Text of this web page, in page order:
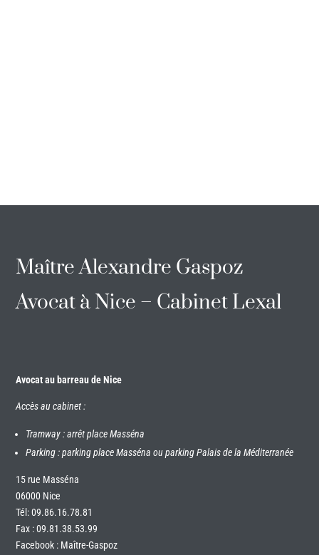
Maître Alexandre Gaspoz
Avocat à Nice – Cabinet Lexal
Avocat au barreau de Nice
Accès au cabinet :
Tramway : arrêt place Masséna
Parking : parking place Masséna ou parking Palais de la Méditerranée
15 rue Masséna
06000 Nice
Tél:09.86.16.78.81
Fax : 09.81.38.53.99
Facebook : Maître-Gaspoz